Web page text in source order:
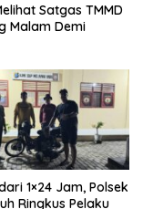
Satgas TMMD
Malam Demi
1×24 Jam, Polsek
Ringkus Pelaku